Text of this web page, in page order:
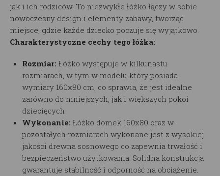
jak i ich rodziców. To niezwykłe łóżko łączy w sobie
nowoczesny design i elementy zabawy, tworząc
miejsce, gdzie każde dziecko poczuje się wyjątkowo.
Charakterystyczne cechy tego łóżka:
Rozmiar: Łóżko występuje w kilkunastu
rozmiarach, w tym w modelu który posiada
wymiary 160x80 cm, co sprawia, że jest idealne
zarówno do mniejszych, jak i większych pokoi
dziecięcych
Wykonanie: Łóżko domek 160x80 oraz w
pozostałych rozmiarach wykonane jest z wysokiej
jakości drewna sosnowego co zapewnia trwałość i
bezpieczeństwo użytkowania. Solidna konstrukcja
gwarantuje stabilność i odporność na obciążenie.